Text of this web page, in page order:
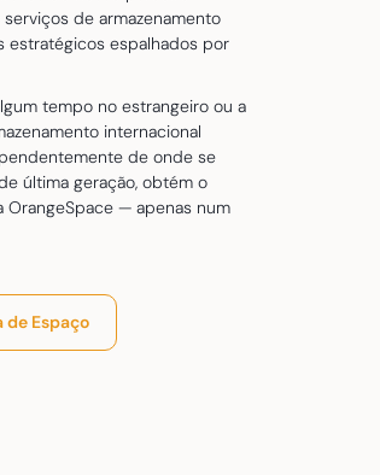
de armazenamento
estratégicos espalhados por
tempo no estrangeiro ou a
internacional
de onde se
última geração, obtém o
OrangeSpace — apenas num
de Espaço